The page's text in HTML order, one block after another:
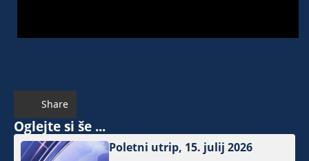
Share
Oglejte si še ...
Poletni utrip, 15. julij 2026